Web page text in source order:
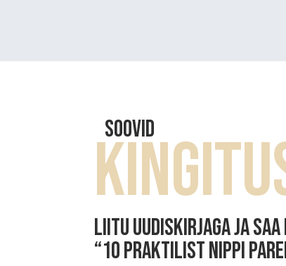
Soovid
Liitu uudiskirjaga ja saa
“10 praktilist nippi